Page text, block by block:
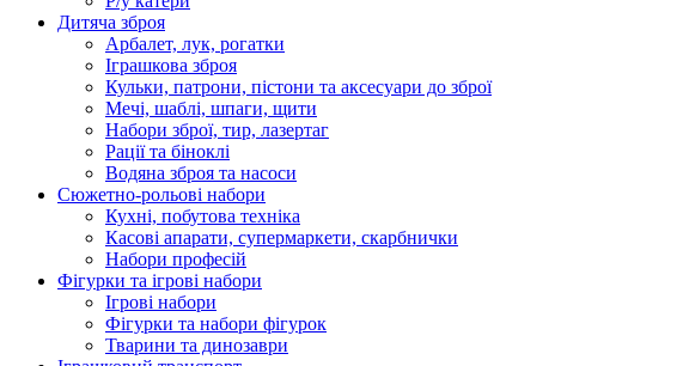
Дитяча зброя
Арбалет, лук, рогатки
Іграшкова зброя
Кульки, патрони, пістони та аксесуари до зброї
Мечі, шаблі, шпаги, щити
Набори зброї, тир, лазертаг
Рації та біноклі
Водяна зброя та насоси
Сюжетно-рольові набори
Кухні, побутова техніка
Касові апарати, супермаркети, скарбнички
Набори професій
Фігурки та ігрові набори
Ігрові набори
Фігурки та набори фігурок
Тварини та динозаври